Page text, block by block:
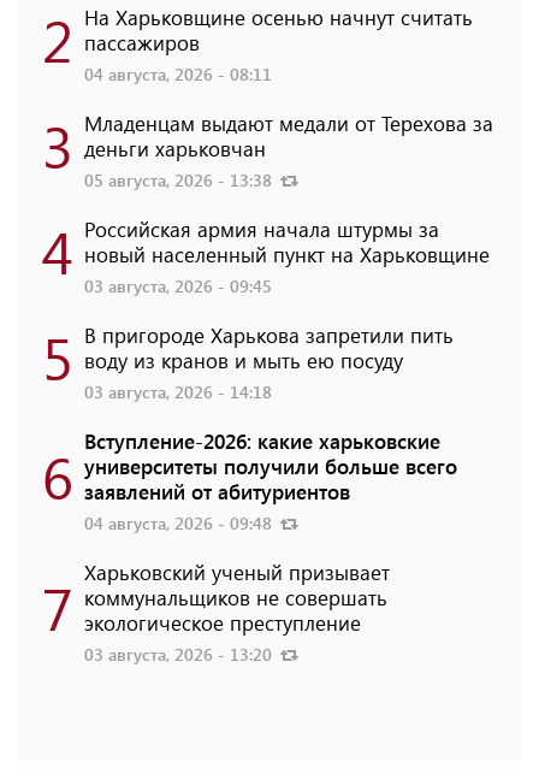
2 На Харьковщине осенью начнут считать
пассажиров
04 августа, 2026 - 08:11
3 Младенцам выдают медали от Терехова за
деньги харьковчан
05 августа, 2026 - 13:38
4 Российская армия начала штурмы за
новый населенный пункт на Харьковщине
03 августа, 2026 - 09:45
5 В пригороде Харькова запретили пить
воду из кранов и мыть ею посуду
03 августа, 2026 - 14:18
6 Вступление-2026: какие харьковские
университеты получили больше всего
заявлений от абитуриентов
04 августа, 2026 - 09:48
7 Харьковский ученый призывает
коммунальщиков не совершать
экологическое преступление
03 августа, 2026 - 13:20